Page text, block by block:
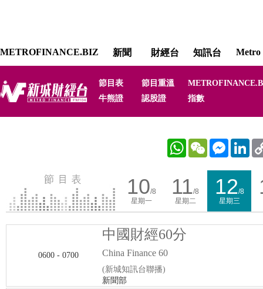
METROFINANCE.BIZ 新聞 財經台 知訊台 Metro
節目表 節目重溫
牛熊證
認股證 指數
WhatsAppWeChat Messenger
10/8
星期一
11/8
星期二
12/8
星期三
0600 - 0700
中國財經60分
China Finance 60
(新城知訊台聯播)
新聞部